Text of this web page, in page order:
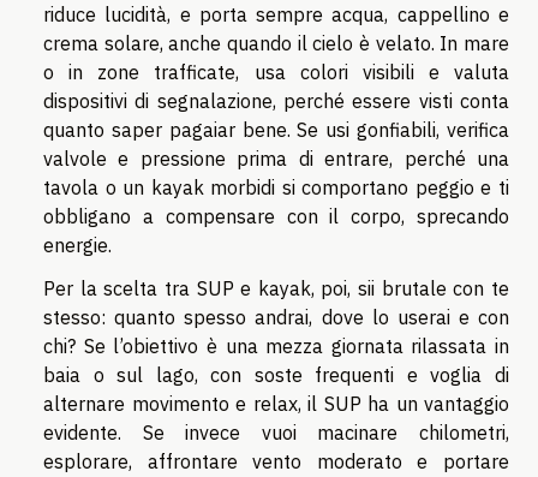
riduce lucidità, e porta sempre acqua, cappellino e
crema solare, anche quando il cielo è velato. In mare
o in zone trafficate, usa colori visibili e valuta
dispositivi di segnalazione, perché essere visti conta
quanto saper pagaiar bene. Se usi gonfiabili, verifica
valvole e pressione prima di entrare, perché una
tavola o un kayak morbidi si comportano peggio e ti
obbligano a compensare con il corpo, sprecando
energie.
Per la scelta tra SUP e kayak, poi, sii brutale con te
stesso: quanto spesso andrai, dove lo userai e con
chi? Se l’obiettivo è una mezza giornata rilassata in
baia o sul lago, con soste frequenti e voglia di
alternare movimento e relax, il SUP ha un vantaggio
evidente. Se invece vuoi macinare chilometri,
esplorare, affrontare vento moderato e portare